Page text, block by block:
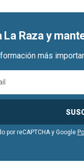
La Raza y
más
por reCAPTCHA y Google